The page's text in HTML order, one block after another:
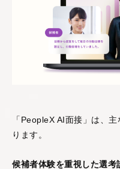
「PeopleX AI面接」は、
ります。
候補者体験を重視した選考